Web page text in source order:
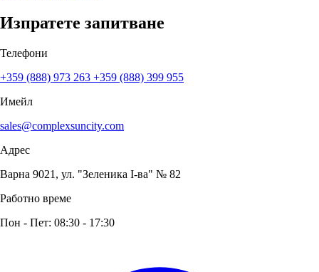
Изпратете запитване
Телефони
+359 (888) 973 263 +359 (888) 399 955
Имейл
sales@complexsuncity.com
Адрес
Варна 9021, ул. "Зеленика I-ва" № 82
Работно време
Пон - Пет: 08:30 - 17:30